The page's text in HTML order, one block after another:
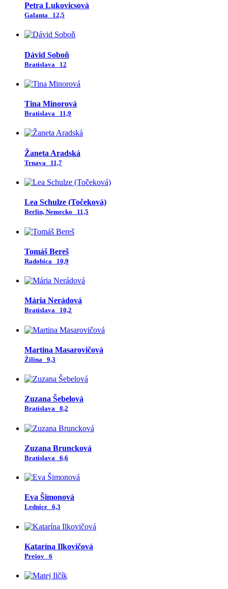
Petra Lukovicsová
Galanta 12,5
Dávid Soboň
Bratislava 12
Tina Minorová
Bratislava 11,9
Žaneta Aradská
Trnava 11,7
Lea Schulze (Točeková)
Berlin, Nemecko 11,5
Tomáš Bereš
Radobica 10,9
Mária Nerádová
Bratislava 10,2
Martina Masarovičová
Žilina 9,3
Zuzana Šebelová
Bratislava 8,2
Zuzana Bruncková
Bratislava 6,6
Eva Šimonová
Lednice 6,3
Katarína Ilkovičová
Prešov 6